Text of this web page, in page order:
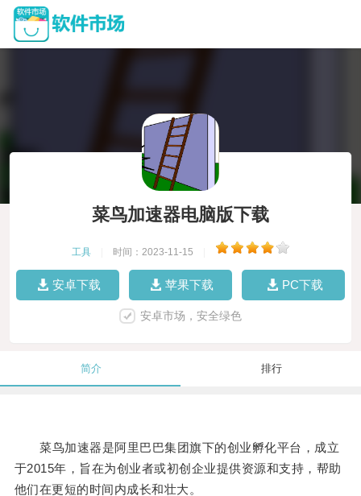
菜鸟加速器电脑版下载
工具 时间：2023-11-15
安卓下载 苹果下载 PC下载
安卓市场，安全绿色
简介 排行
菜鸟加速器是阿里巴巴集团旗下的创业孵化平台，成立
于2015年，旨在为创业者或初创企业提供资源和支持，帮助
他们在更短的时间内成长和壮大。